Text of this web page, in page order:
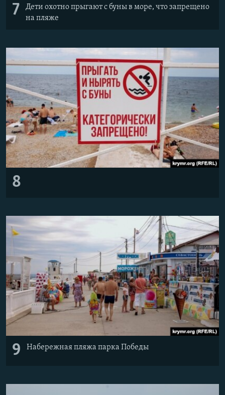
7
Дети охотно прыгают с буны в море, что запрещено
на пляже
8
9 Набережная пляжа парка Победы